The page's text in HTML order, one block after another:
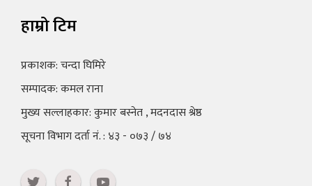
हाम्रो टिम
प्रकाशक: चन्दा घिमिरे
सम्पादक: कमल राना
मुख्य सल्लाहकार: कुमार बस्नेत , मदनदास श्रेष्ठ
सूचना विभाग दर्ता नं. : ४३ - ०७३ / ७४